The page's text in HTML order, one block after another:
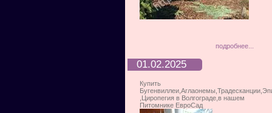
подробнее...
01.02.2025
Купить
,Циропегия в Волгограде,в нашем
Питомнике ЕвроСад